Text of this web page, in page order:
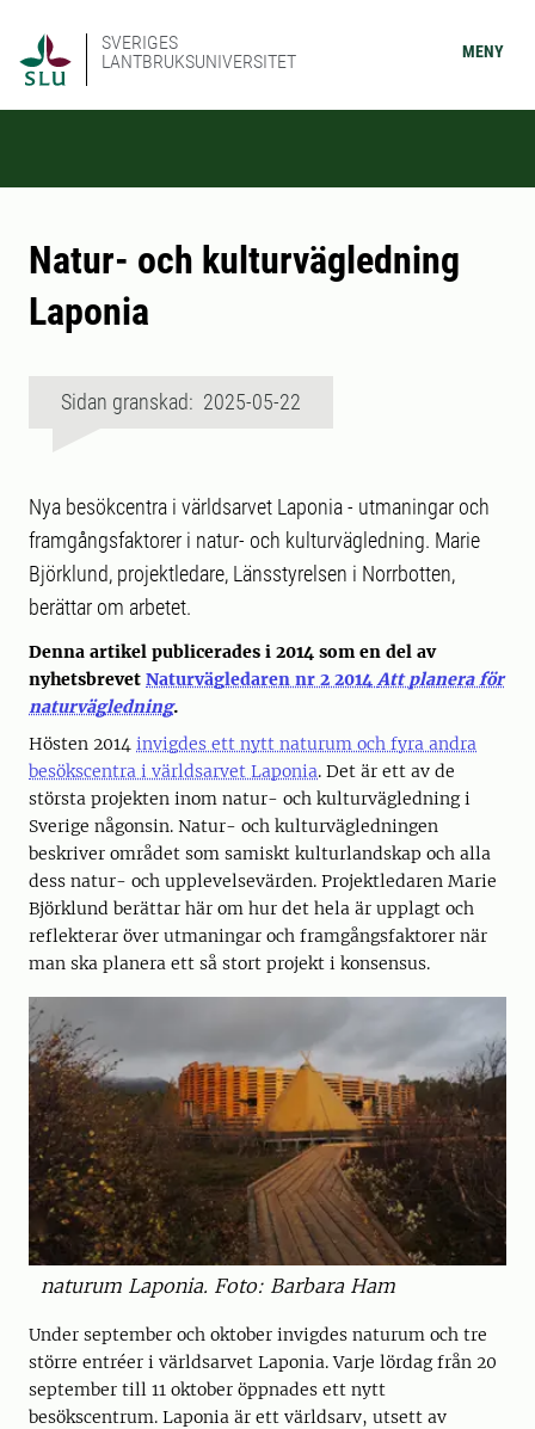
SVERIGES
LANTBRUKSUNIVERSITET
MENY
Natur- och kulturvägledning
Laponia
Sidan granskad: 2025-05-22
Nya besökcentra i världsarvet Laponia - utmaningar och
framgångsfaktorer i natur- och kulturvägledning. Marie
Björklund, projektledare, Länsstyrelsen i Norrbotten,
berättar om arbetet.
Denna artikel publicerades i 2014 som en del av
nyhetsbrevet Naturvägledaren nr 2 2014Att planera för
naturvägledning.
Hösten 2014 invigdes ett nytt naturum och fyra andra
besökscentra i världsarvet Laponia. Det är ett av de
största projekten inom natur- och kulturvägledning i
Sverige någonsin. Natur- och kulturvägledningen
beskriver området som samiskt kulturlandskap och alla
dess natur- och upplevelsevärden. Projektledaren Marie
Björklund berättar här om hur det hela är upplagt och
reflekterar över utmaningar och framgångsfaktorer när
man ska planera ett så stort projekt i konsensus.
naturum Laponia. Foto: Barbara Ham
Under september och oktober invigdes naturum och tre
större entréer i världsarvet Laponia. Varje lördag från 20
september till 11 oktober öppnades ett nytt
besökscentrum. Laponia är ett världsarv, utsett av